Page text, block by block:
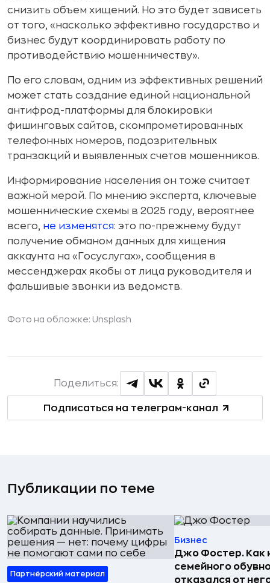
снизить объем хищений. Но это будет зависеть
от того, «насколько эффективно государство и
бизнес будут координировать работу по
противодействию мошенничеству».
По его словам, одним из эффективных решений
может стать создание единой национальной
антифрод-платформы для блокировки
фишинговых сайтов, скомпрометированных
телефонных номеров, подозрительных
транзакций и выявленных счетов мошенников.
Информирование населения он тоже считает
важной мерой. По мнению эксперта, ключевые
мошеннические схемы в 2025 году, вероятнее
всего, не изменятся: это по-прежнему будут
получение обманом данных для хищения
аккаунта на «Госуслугах», сообщения в
мессенджерах якобы от лица руководителя и
фальшивые звонки из ведомств.
Фото на обложке: Unsplash
Подписаться на телеграм-канал
Поделиться:
Публикации по теме
Партнёрский материал
Бизнес
Джо Фостер. Как
семейного
отказался от